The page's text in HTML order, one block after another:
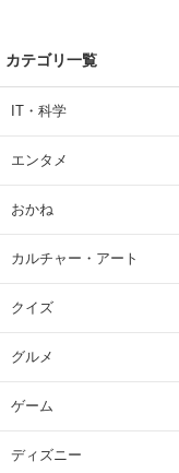
カテゴリ一覧
IT・科学
エンタメ
おかね
カルチャー・アート
クイズ
グルメ
ゲーム
ディズニー